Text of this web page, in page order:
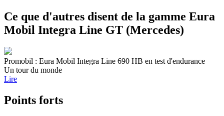
Ce que d'autres disent de la gamme Eura
Mobil Integra Line GT (Mercedes)
Promobil : Eura Mobil Integra Line 690 HB en test d'endurance
Un tour du monde
Lire
Points forts